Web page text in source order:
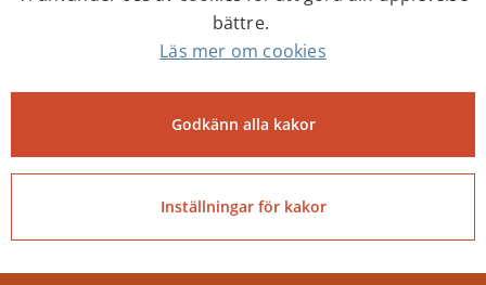
E-post: kommun@tibro.se
Organisationsnummer:
PEPPOL ID:
bättre.
Läs mer om cookies
Godkänn alla kakor
Inställningar för kakor